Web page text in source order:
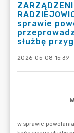
sprawie
służbę
2026-05-08 15:39